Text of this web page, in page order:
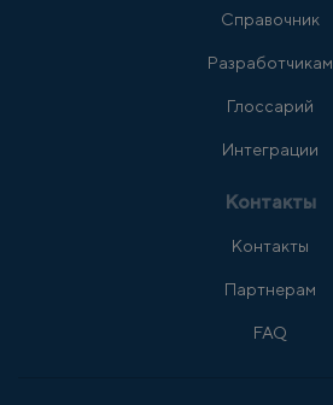
Справочник
Разработчикам
Глоссарий
Интеграции
Контакты
Контакты
Партнерам
FAQ